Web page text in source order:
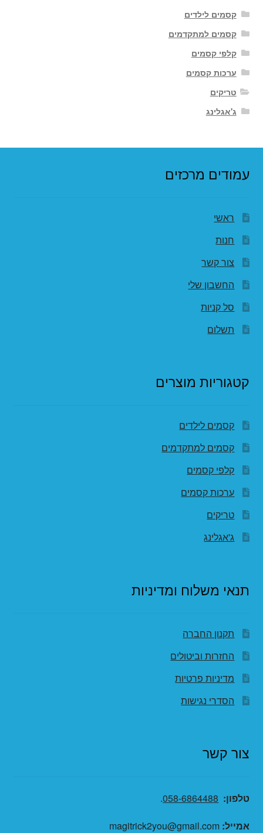
קסמים לילדים
קסמים למתקדמים
קלפי קסמים
ערכות קסמים
טריקים
ג'אגלינג
עמודים מרכזים
ראשי
חנות
צור קשר
החשבון שלי
סל קניות
תשלום
קטגוריות מוצרים
קסמים לילדים
קסמים למתקדמים
קלפי קסמים
ערכות קסמים
טריקים
ג'אגלינג
תנאי משלוח ומדיניות
תקנון החברה
החזרות וביטולים
מדיניות פרטיות
הסדרי נגישות
צור קשר
טלפון: 058-6864488
.
אמייל: